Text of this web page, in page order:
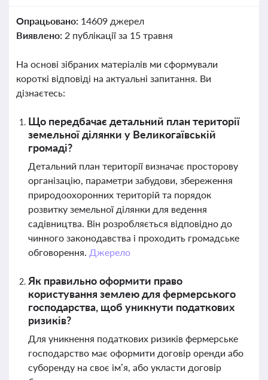
Опрацьовано: 14609 джерел
Виявлено: 2 публікації за 15 травня
На основі зібраних матеріалів ми сформували
короткі відповіді на актуальні запитання. Ви
дізнаєтесь:
Що передбачає детальний план території
земельної ділянки у Великогаївській
громаді?
Детальний план території визначає просторову
організацію, параметри забудови, збереження
природоохоронних територій та порядок
розвитку земельної ділянки для ведення
садівництва. Він розробляється відповідно до
чинного законодавства і проходить громадське
обговорення. Джерело
Як правильно оформити право
користування землею для фермерського
господарства, щоб уникнути податкових
ризиків?
Для уникнення податкових ризиків фермерське
господарство має оформити договір оренди або
суборенду на своє ім’я, або укласти договір